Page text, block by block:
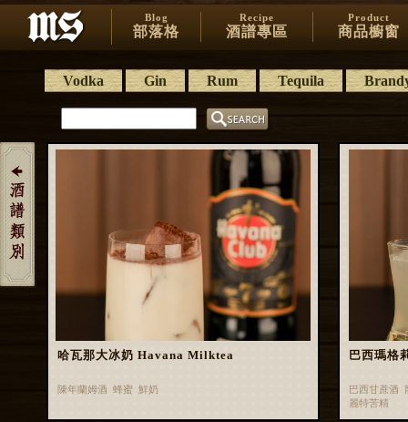
Blog
部落格
Recipe
酒譜專區
Product
商品櫥窗
Vodka Gin Rum Tequila
哈瓦那大冰奶 Havana Milktea
陳年蘭姆酒 蜂蜜 鮮奶
巴西瑪
巴西甘蔗酒
麗特苦精